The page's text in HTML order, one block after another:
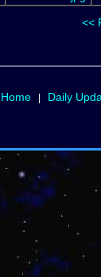
<<
Home| Daily